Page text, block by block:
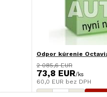
Odpor kúrenie
2 085,6 EUR
73,8 EUR/ks
60,0 EUR bez DPH